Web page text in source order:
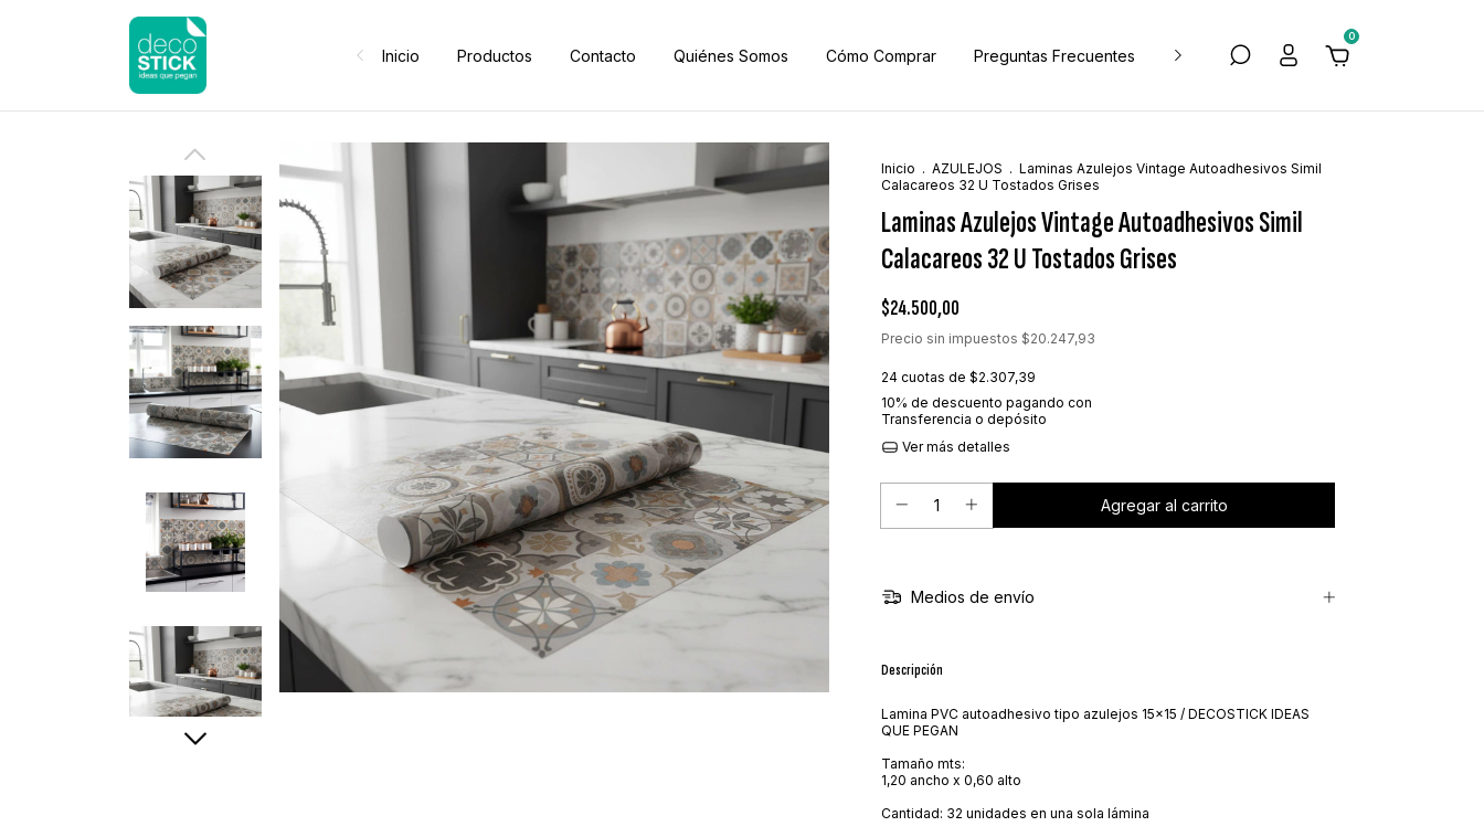
Inicio Productos Contacto Quiénes Somos Cómo Comprar Preguntas Frecuentes Blog de tips y deco
0
Inicio . AZULEJOS . Laminas Azulejos Vintage Autoadhesivos Simil
Calacareos 32 U Tostados Grises
Laminas Azulejos Vintage Autoadhesivos Simil
Calacareos 32 U Tostados Grises
$24.500,00
Precio sin impuestos $20.247,93
24 cuotas de $2.307,39
10% de descuento pagando con
Transferencia o depósito
Ver más detalles
Medios de envío
Descripción
Lamina PVC autoadhesivo tipo azulejos 15x15 / DECOSTICK IDEAS
QUE PEGAN
Tamaño mts:
1,20 ancho x 0,60 alto
Cantidad: 32 unidades en una sola lámina